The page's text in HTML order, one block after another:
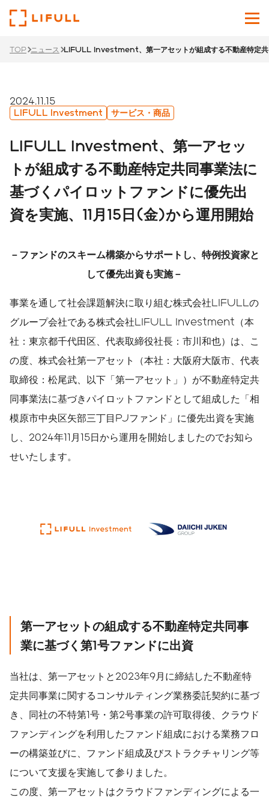
採用サイト
English
サービス
ニュース
サステナビリティ
TOP ニュース LIFULL Investment、第一アセットが組成する不動産特定共
2024.11.15
LIFULL Investment サービス・商品
LIFULL Investment、第一アセッ
トが組成する不動産特定共同事業法に
基づくパイロットファンドに優先出
資を実施、11月15日(金)から運用開始
－ファンドのスキーム構築からサポートし、特例投資家と
して優先出資も実施－
事業を通して社会課題解決に取り組む株式会社LIFULLの
グループ会社である株式会社LIFULL Investment（本
社：東京都千代田区、代表取締役社長：市川和也）は、こ
の度、株式会社第一アセット（本社：大阪府大阪市、代表
取締役：松尾武、以下「第一アセット」）が不動産特定共
同事業法に基づきパイロットファンドとして組成した「相
模原市中央区矢部三丁目PJファンド」に優先出資を実施
し、2024年11月15日から運用を開始しましたのでお知ら
せいたします。
第一アセットの組成する不動産特定共同事
業に基づく第1号ファンドに出資
当社は、第一アセットと2023年9月に締結した不動産特
定共同事業に関するコンサルティング業務委託契約に基づ
き、同社の不特第1号・第2号事業の許可取得後、クラウド
ファンディングを利用したファンド組成における業務フロ
ーの構築並びに、ファンド組成及びストラクチャリング等
について支援を実施して参りました。
この度、第一アセットはクラウドファンディングによる一